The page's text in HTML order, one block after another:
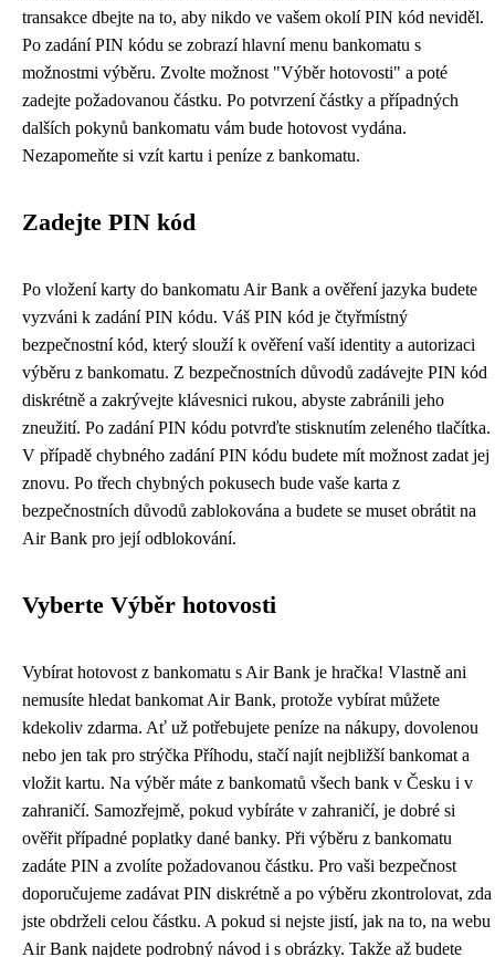
transakce dbejte na to, aby nikdo ve vašem okolí PIN kód neviděl.
Po zadání PIN kódu se zobrazí hlavní menu bankomatu s
možnostmi výběru. Zvolte možnost "Výběr hotovosti" a poté
zadejte požadovanou částku. Po potvrzení částky a případných
dalších pokynů bankomatu vám bude hotovost vydána.
Nezapomeňte si vzít kartu i peníze z bankomatu.
Zadejte PIN kód
Po vložení karty do bankomatu Air Bank a ověření jazyka budete
vyzváni k zadání PIN kódu. Váš PIN kód je čtyřmístný
bezpečnostní kód, který slouží k ověření vaší identity a autorizaci
výběru z bankomatu. Z bezpečnostních důvodů zadávejte PIN kód
diskrétně a zakrývejte klávesnici rukou, abyste zabránili jeho
zneužití. Po zadání PIN kódu potvrďte stisknutím zeleného tlačítka.
V případě chybného zadání PIN kódu budete mít možnost zadat jej
znovu. Po třech chybných pokusech bude vaše karta z
bezpečnostních důvodů zablokována a budete se muset obrátit na
Air Bank pro její odblokování.
Vyberte Výběr hotovosti
Vybírat hotovost z bankomatu s Air Bank je hračka! Vlastně ani
nemusíte hledat bankomat Air Bank, protože vybírat můžete
kdekoliv zdarma. Ať už potřebujete peníze na nákupy, dovolenou
nebo jen tak pro strýčka Příhodu, stačí najít nejbližší bankomat a
vložit kartu. Na výběr máte z bankomatů všech bank v Česku i v
zahraničí. Samozřejmě, pokud vybíráte v zahraničí, je dobré si
ověřit případné poplatky dané banky. Při výběru z bankomatu
zadáte PIN a zvolíte požadovanou částku. Pro vaši bezpečnost
doporučujeme zadávat PIN diskrétně a po výběru zkontrolovat, zda
jste obdrželi celou částku. A pokud si nejste jistí, jak na to, na webu
Air Bank najdete podrobný návod i s obrázky. Takže až budete